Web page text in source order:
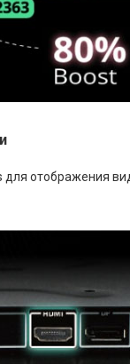
отображения